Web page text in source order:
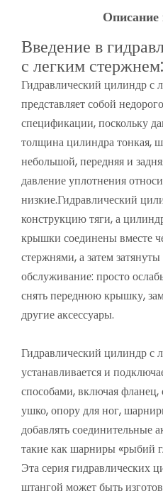
Описание
Введение в
с легким стержнем:
Гидравлический цилиндр с
представляет собой
спецификации, поскольку
толщина цилиндра тонкая,
небольшой, передняя и
давление уплотнения
низкие.Гидравлический
конструкцию тяги, а
крышки соединены вместе
стержнями, а затем
обслуживание: просто
снять переднюю крышку,
другие аксессуары.
Гидравлический цилиндр с
устанавливается и
способами, включая
ушко, опору для ног,
добавлять соединительные
такие как шарниры «рыбий
Эта серия гидравлических
штангой может быть